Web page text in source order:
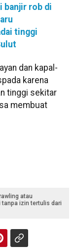
banjir rob di
tinggi
dan kapal-
karena
tinggi sekitar
membuat
atau
izin tertulis dari